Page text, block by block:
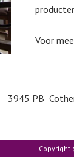
Voor
3945 PB
Copyright